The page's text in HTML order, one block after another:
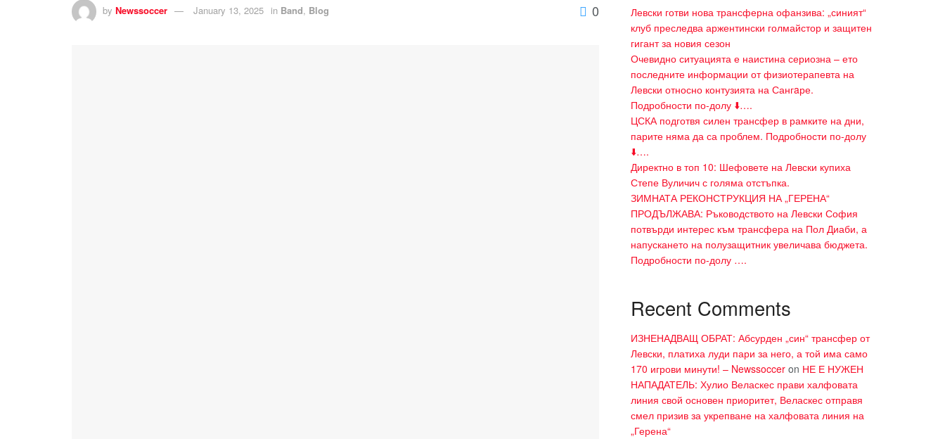
by Newssoccer January 13, 2025 in Band, Blog 0
Левски готви нова трансферна офанзива: „синият“
клуб преследва аржентински голмайстор и защитен
гигант за новия сезон
Очевидно ситуацията е наистина сериозна – ето
последните информации от физиотерапевта на
Левски относно контузията на Сангaре.
Подробности по-долу ⬇️….
ЦСКА подготвя силен трансфер в рамките на дни,
парите няма да са проблем. Подробности по-долу
⬇️….
Директно в топ 10: Шефовете на Левски купиха
Степе Вуличич с голяма отстъпка.
ЗИМНАТА РЕКОНСТРУКЦИЯ НА „ГЕРЕНА“
ПРОДЪЛЖАВА: Ръководството на Левски София
потвърди интерес към трансфера на Пол Диаби, а
напускането на полузащитник увеличава бюджета.
Подробности по-долу ….
Recent Comments
ИЗНЕНАДВАЩ ОБРАТ: Абсурден „син“ трансфер от
Левски, платиха луди пари за него, а той има само
170 игрови минути! – Newssoccer on НЕ Е НУЖЕН
НАПАДАТЕЛЬ: Хулио Веласкес прави халфовата
линия свой основен приоритет, Веласкес отправя
смел призив за укрепване на халфовата линия на
„Герена“